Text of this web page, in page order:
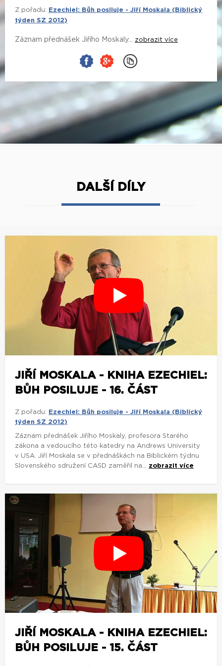
Z pořadu:
Ezechiel: Bůh posiluje - Jiří Moskala (Biblický
týden SZ 2012)
Záznam přednášek Jiřího Moskaly... zobrazit více
DALŠÍ DÍLY
JIŘÍ MOSKALA - KNIHA EZECHIEL:
BŮH POSILUJE - 16. ČÁST
Z pořadu:
Ezechiel: Bůh posiluje - Jiří Moskala (Biblický
týden SZ 2012)
Záznam přednášek Jiřího Moskaly, profesora Starého
zákona a vedoucího této katedry na Andrews University
v USA. Jiří Moskala se v přednáškách na Biblickém týdnu
Slovenského sdružení CASD zaměřil na... zobrazit více
JIŘÍ MOSKALA - KNIHA EZECHIEL:
BŮH POSILUJE - 15. ČÁST